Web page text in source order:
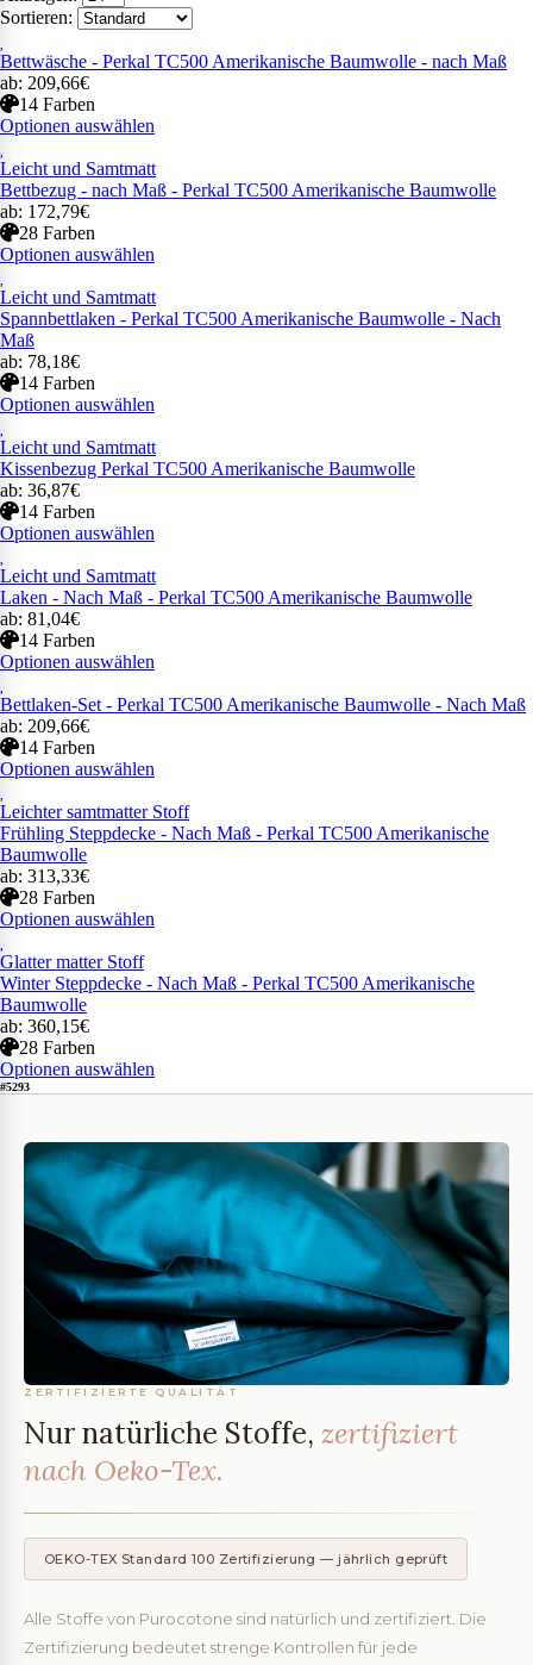
Sortieren:
Bettwäsche - Perkal TC500 Amerikanische Baumwolle - nach Maß
ab: 209,66€
14 Farben
Optionen auswählen
Leicht und Samtmatt
Bettbezug - nach Maß - Perkal TC500 Amerikanische Baumwolle
ab: 172,79€
28 Farben
Optionen auswählen
Leicht und Samtmatt
Spannbettlaken - Perkal TC500 Amerikanische Baumwolle - Nach
Maß
ab: 78,18€
14 Farben
Optionen auswählen
Leicht und Samtmatt
Kissenbezug Perkal TC500 Amerikanische Baumwolle
ab: 36,87€
14 Farben
Optionen auswählen
Leicht und Samtmatt
Laken - Nach Maß - Perkal TC500 Amerikanische Baumwolle
ab: 81,04€
14 Farben
Optionen auswählen
Bettlaken-Set - Perkal TC500 Amerikanische Baumwolle - Nach Maß
ab: 209,66€
14 Farben
Optionen auswählen
Leichter samtmatter Stoff
Frühling Steppdecke - Nach Maß - Perkal TC500 Amerikanische
Baumwolle
ab: 313,33€
28 Farben
Optionen auswählen
Glatter matter Stoff
Winter Steppdecke - Nach Maß - Perkal TC500 Amerikanische
Baumwolle
ab: 360,15€
28 Farben
Optionen auswählen
#5293
ZERTIFIZIERTE QUALITÄT
Nur natürliche Stoffe, zertifiziert
nach Oeko-Tex.
OEKO-TEX Standard 100 Zertifizierung — jährlich geprüft
Alle Stoffe von Purocotone sind natürlich und zertifiziert. Die
Zertifizierung bedeutet strenge Kontrollen für jede